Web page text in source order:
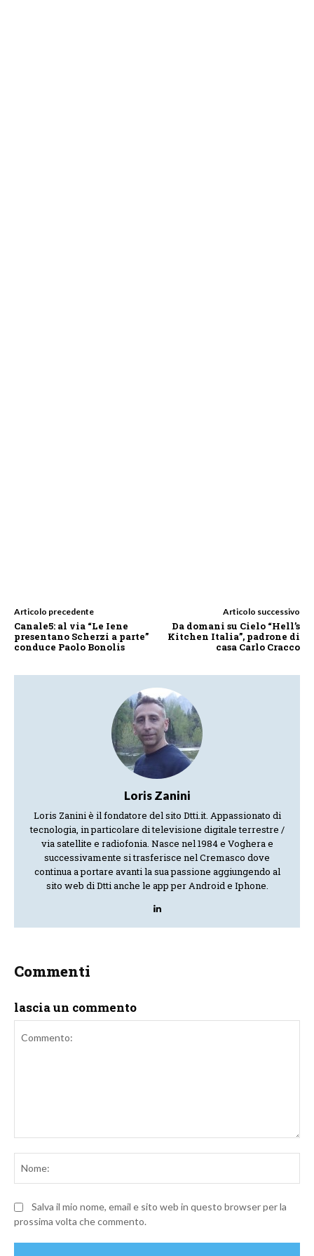
Articolo precedente
Canale5: al via “Le Iene
presentano Scherzi a parte”
conduce Paolo Bonolis
Articolo successivo
Da domani su Cielo “Hell’s
Kitchen Italia”, padrone di
casa Carlo Cracco
Loris Zanini
Loris Zanini è il fondatore del sito Dtti.it. Appassionato di
tecnologia, in particolare di televisione digitale terrestre /
via satellite e radiofonia. Nasce nel 1984 e Voghera e
successivamente si trasferisce nel Cremasco dove
continua a portare avanti la sua passione aggiungendo al
sito web di Dtti anche le app per Android e Iphone.
Commenti
lascia un commento
Salva il mio nome, email e sito web in questo browser per la
prossima volta che commento.